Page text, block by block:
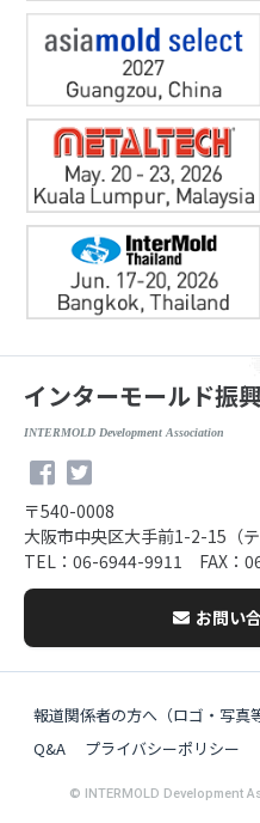
インターモールド振
INTERMOLD Development Association
〒540-0008
大阪市中央区大手前1-2-15（テ
TEL：06-6944-9911 FAX：
お問い
報道関係者の方へ（ロゴ・写真
Q&A
プライバシーポリシー
© INTERMOLD Development